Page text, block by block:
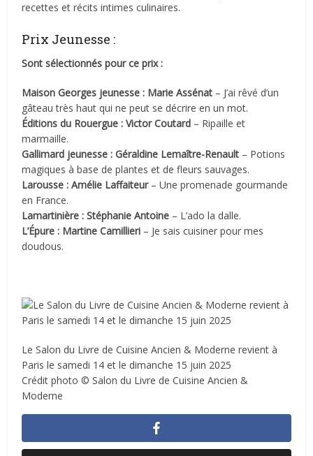
recettes et récits intimes culinaires.
Prix Jeunesse :
Sont sélectionnés pour ce prix :
Maison Georges jeunesse : Marie Assénat – J’ai rêvé d’un
gâteau très haut qui ne peut se décrire en un mot.
Éditions du Rouergue : Victor Coutard – Ripaille et
marmaille.
Gallimard jeunesse : Géraldine Lemaître-Renault – Potions
magiques à base de plantes et de fleurs sauvages.
Larousse : Amélie Laffaiteur– Une promenade gourmande
en France.
Lamartinière : Stéphanie Antoine – L’ado la dalle.
L’Épure : Martine Camillieri – Je sais cuisiner pour mes
doudous.
Le Salon du Livre de Cuisine Ancien & Moderne revient à
Paris le samedi 14 et le dimanche 15 juin 2025
Crédit photo © Salon du Livre de Cuisine Ancien &
Moderne